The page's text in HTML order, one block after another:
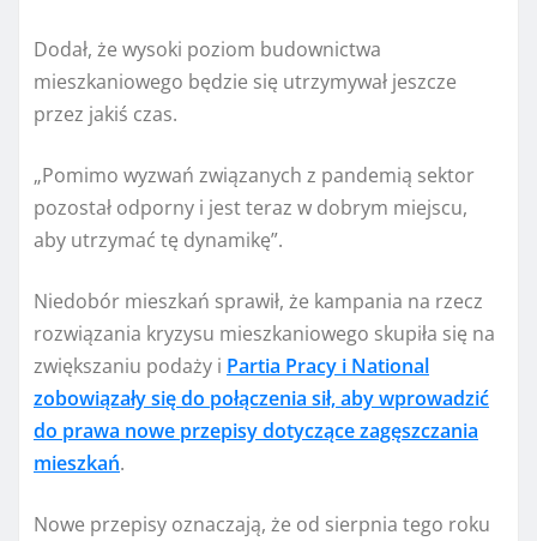
Dodał, że wysoki poziom budownictwa
mieszkaniowego będzie się utrzymywał jeszcze
przez jakiś czas.
„Pomimo wyzwań związanych z pandemią sektor
pozostał odporny i jest teraz w dobrym miejscu,
aby utrzymać tę dynamikę”.
Niedobór mieszkań sprawił, że kampania na rzecz
rozwiązania kryzysu mieszkaniowego skupiła się na
zwiększaniu podaży i Partia Pracy i National
zobowiązały się do połączenia sił, aby wprowadzić
do prawa nowe przepisy dotyczące zagęszczania
mieszkań.
Nowe przepisy oznaczają, że od sierpnia tego roku